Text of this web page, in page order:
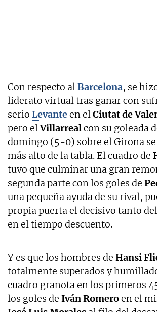
Con respecto alBarcelona, se
liderato virtual tras ganar con
serio Levanteen elCiutat de
pero elVillarrealcon su goleada
domingo (5-0) sobre el Girona se
más alto de la tabla. El cuadro de
tuvo que culminar una gran
segunda parte con los goles de
una pequeña ayuda de su rival,
propia puerta el decisivo tanto
en el tiempo descuento.
Y es que los hombres de Hansi
totalmente superados y
cuadro granota en los primeros
los goles de Iván Romeroen el